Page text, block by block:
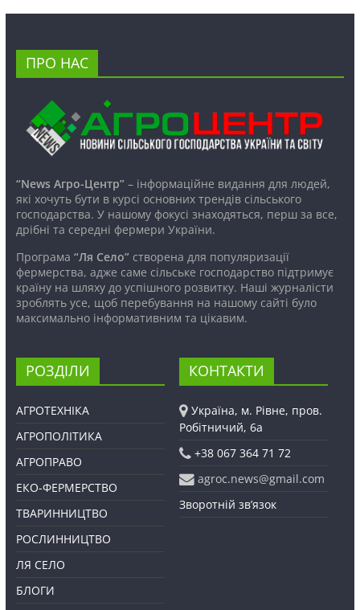
ПРО НАС
“News Агро-Центр”– інформаційне видання для людей,
які хочуть бути в курсі основних трендів сільського
господарства. У нашому фокусі знаходяться, перш за все,
дрібні та середні фермери України.
Програма “Ля Село”створена для популяризації
фермерства, адже саме сільське господарство підтримує
країну на шляху до успішного розвитку. Наші журналісти
зроблять усе, щоб перебування на нашому сайті було
максимально інформативним та цікавим.
РОЗДІЛИ
АГРОТЕХНІКА
АГРОПОЛІТИКА
АГРОПРАВО
ЕКО-ФЕРМЕРСТВО
ТВАРИННИЦТВО
РОСЛИННИЦТВО
ЛЯ СЕЛО
БЛОГИ
КОНТАКТИ
Україна, м. Рівне, пров.
Робітничий, 6а
+38 067 364 71 72
agroc.news@gmail.com
Зворотній зв’язок